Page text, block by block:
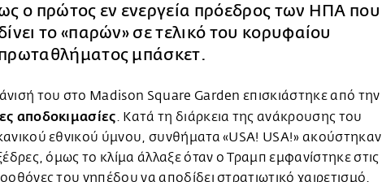
ο πρώτος εν ενεργεία πρόεδρος των ΗΠΑ που
το «παρών» σε τελικό του κορυφαίου
μπάσκετ.
του στο Madison Square Garden επισκιάστηκε από την
αποδοκιμασίες. Κατά τη διάρκεια της ανάκρουσης του
εθνικού ύμνου, συνθήματα «USA! USA!» ακούστηκαν
όμως το κλίμα άλλαξε όταν ο Τραμπ εμφανίστηκε στις
του γηπέδου να αποδίδει στρατιωτικό χαιρετισμό.